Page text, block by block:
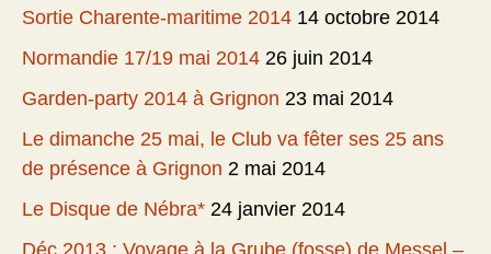
Sortie Charente-maritime 2014 14 octobre 2014
Normandie 17/19 mai 2014 26 juin 2014
Garden-party 2014 à Grignon 23 mai 2014
Le dimanche 25 mai, le Club va fêter ses 25 ans
de présence à Grignon 2 mai 2014
Le Disque de Nébra* 24 janvier 2014